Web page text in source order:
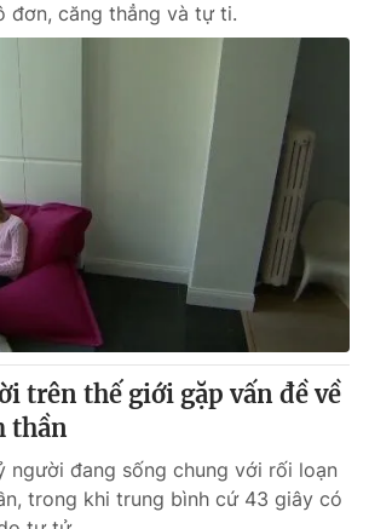
sống
tương lai
Podcast
đơn, căng thẳng và tự ti.
trên thế giới gặp vấn đề về
thần
người đang sống chung với rối loạn
trong khi trung bình cứ 43 giây có